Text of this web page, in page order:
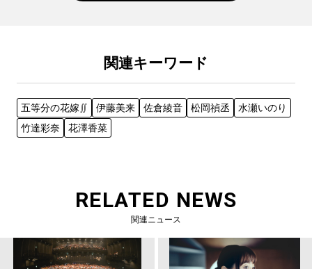
関連キーワード
五等分の花嫁∬ 伊藤美来 佐倉綾音 松岡禎丞
水瀬いのり
竹達彩奈
花澤香菜
RELATED NEWS
関連ニュース